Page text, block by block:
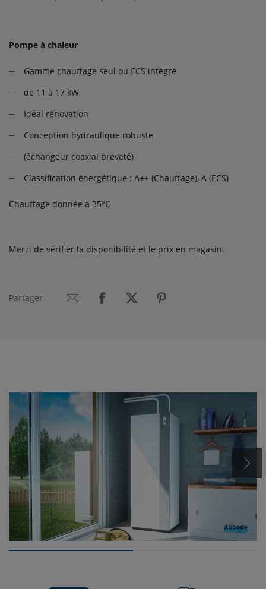
Pompe à chaleur
Gamme chauffage seul ou ECS intégré
de 11 à 17 kW
Idéal rénovation
Conception hydraulique robuste
(échangeur coaxial breveté)
Classification énergétique : A++ (Chauffage), A (ECS)
Chauffage donnée à 35°C
Merci de vérifier la disponibilité et le prix en magasin.
Partager